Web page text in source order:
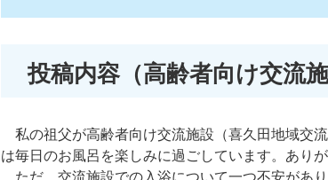
投稿内容（高齢者向け交流施
私の祖父が高齢者向け交流施設（喜久田地域交
は毎日のお風呂を楽しみに過ごしています。ありが
ただ、交流施設での入浴について一つ不安があ